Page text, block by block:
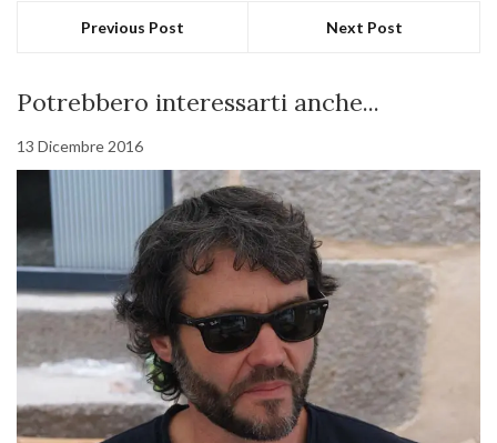
Previous Post Next Post
Potrebbero interessarti anche...
13 Dicembre 2016